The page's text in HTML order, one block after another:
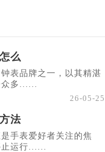
么
表品牌之一，以其精湛
多......
26-05-25
法
手表爱好者关注的焦
运行......